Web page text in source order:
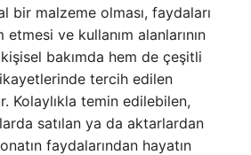
bir malzeme olması, faydaları
ve kullanım alanlarının
bakımda hem de çeşitli
tercih edilen
Kolaylıkla temin edilebilen,
satılan ya da aktarlardan
faydalarından hayatın